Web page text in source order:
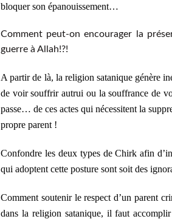
bloquer son épanouissement…
Comment peut-on encourager la
guerre à Allah!?!
A partir de là, la religion satanique génère
de voir souffrir autrui ou la souffrance de
passe… de ces actes qui nécessitent la
propre parent !
Confondre les deux types de Chirk afin
qui adoptent cette posture sont soit des
Comment soutenir le respect d’un parent
dans la religion satanique, il faut